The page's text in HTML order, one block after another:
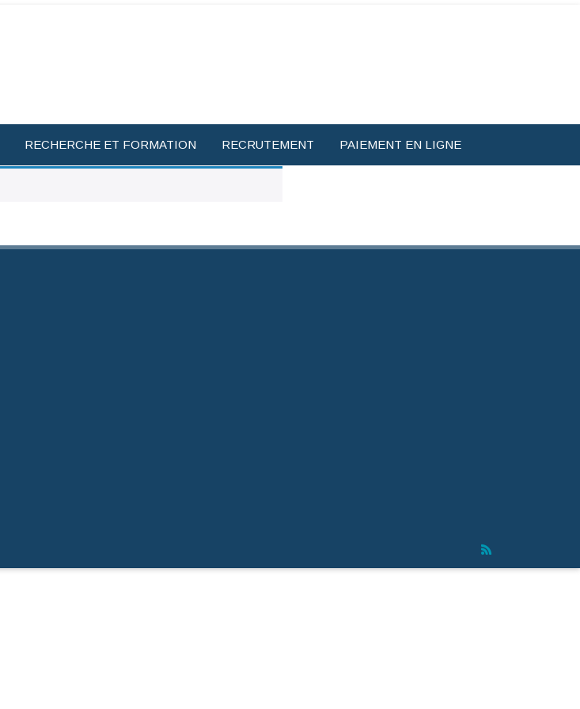
RECHERCHE ET FORMATION RECRUTEMENT PAIEMENT EN LIGNE